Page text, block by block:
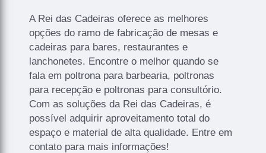
A Rei das Cadeiras oferece as melhores
opções do ramo de fabricação de mesas e
cadeiras para bares, restaurantes e
lanchonetes. Encontre o melhor quando se
fala em poltrona para barbearia, poltronas
para recepção e poltronas para consultório.
Com as soluções da Rei das Cadeiras, é
possível adquirir aproveitamento total do
espaço e material de alta qualidade. Entre em
contato para mais informações!